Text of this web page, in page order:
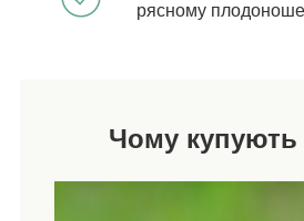
рясному
Чому купують